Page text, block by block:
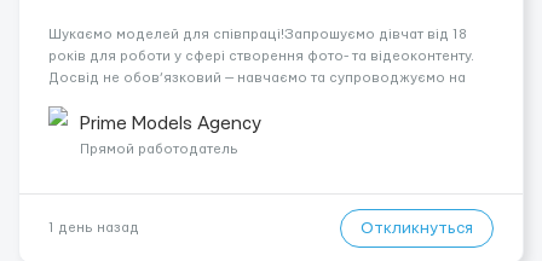
Шукаємо моделей для співпраці!Запрошуємо дівчат від 18
років для роботи у сфері створення фото- та відеоконтенту.
Досвід не обов’язковий — навчаємо та супроводжуємо на
конфіденційність і професійну підтримку. Працюємо офіційно,
поважаємо особ...
Prime Models Agency
Прямой работодатель
1 день назад Откликнуться